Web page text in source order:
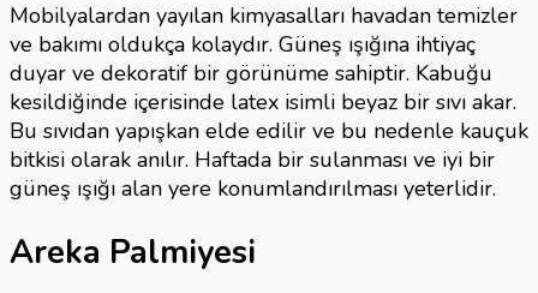
Mobilyalardan yayılan kimyasalları havadan temizler
ve bakımı oldukça kolaydır. Güneş ışığına ihtiyaç
duyar ve dekoratif bir görünüme sahiptir. Kabuğu
kesildiğinde içerisinde latex isimli beyaz bir sıvı akar.
Bu sıvıdan yapışkan elde edilir ve bu nedenle kauçuk
bitkisi olarak anılır. Haftada bir sulanması ve iyi bir
güneş ışığı alan yere konumlandırılması yeterlidir.
Areka Palmiyesi